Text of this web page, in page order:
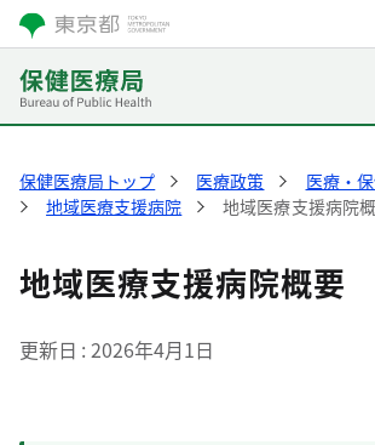
保健医療局トップ 医療政策
医療・
地域医療支援病院
地域医療支援病院
地域医療支援病院概要
更新日 2026年4月1日